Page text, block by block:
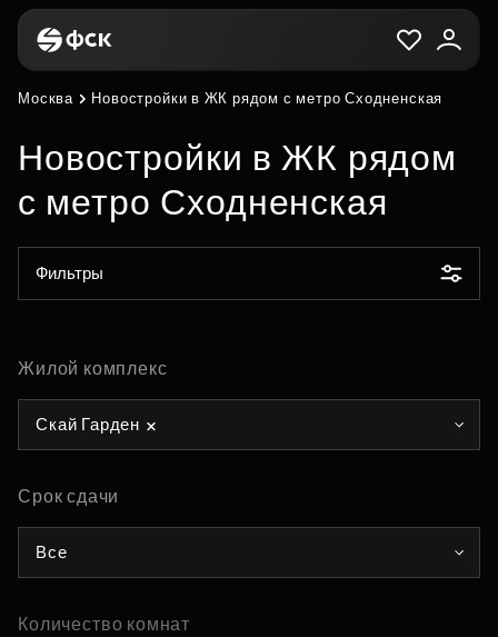
Москва Новостройки в ЖК рядом с метро Сходненская
Новостройки в ЖК рядом
с метро Сходненская
Фильтры
Жилой комплекс
Скай Гарден
Срок сдачи
Все
Количество комнат